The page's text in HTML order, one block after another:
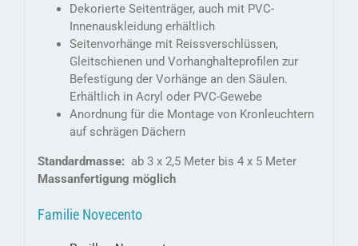
Dekorierte Seitenträger, auch mit PVC-
Innenauskleidung erhältlich
Seitenvorhänge mit Reissverschlüssen,
Gleitschienen und Vorhanghalteprofilen zur
Befestigung der Vorhänge an den Säulen.
Erhältlich in Acryl oder PVC-Gewebe
Anordnung für die Montage von Kronleuchtern
auf schrägen Dächern
Standardmasse: ab 3 x 2,5 Meter bis 4 x 5 Meter
Massanfertigung möglich
Familie Novecento